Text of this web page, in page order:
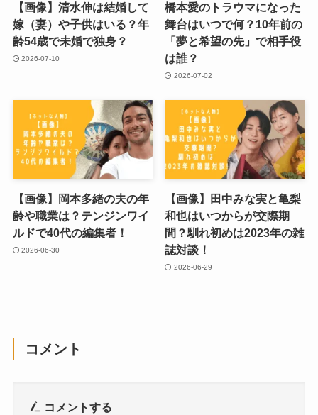
【画像】清水伸は結婚して
嫁（妻）や子供はいる？年
齢54歳で未婚で独身？
2026-07-10
橋本愛のトラウマになった
舞台はいつで何？10年前の
「夢と希望の先」で相手役
は誰？
2026-07-02
【画像】岡本多緒の夫の年
齢や職業は？テンジンワイ
ルドで40代の編集者！
2026-06-30
【画像】田中みな実と亀梨
和也はいつからが交際期
間？馴れ初めは2023年の雑
誌対談！
2026-06-29
コメント
コメントする